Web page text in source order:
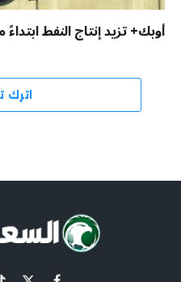
أوبك+ تزيد إنتاج النفط ابتداءً
اترك